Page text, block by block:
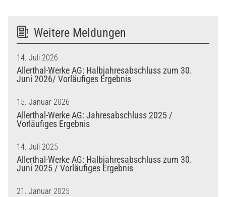
Weitere Meldungen
14. Juli 2026
Allerthal-Werke AG: Halbjahresabschluss zum 30.
Juni 2026/ Vorläufiges Ergebnis
15. Januar 2026
Allerthal-Werke AG: Jahresabschluss 2025 /
Vorläufiges Ergebnis
14. Juli 2025
Allerthal-Werke AG: Halbjahresabschluss zum 30.
Juni 2025 / Vorläufiges Ergebnis
21. Januar 2025